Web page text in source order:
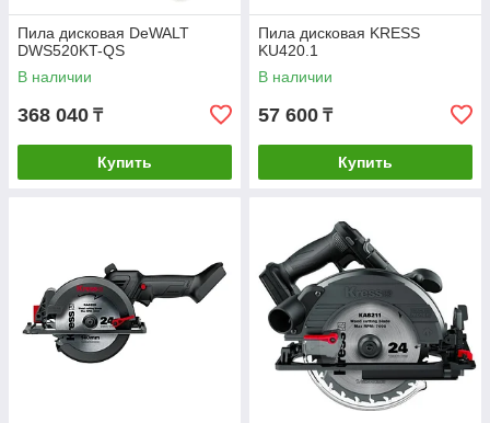
Пила дисковая DeWALT
DWS520KT-QS
В наличии
368 040 ₸
Купить
Пила дисковая KRESS
KU420.1
В наличии
57 600 ₸
Купить